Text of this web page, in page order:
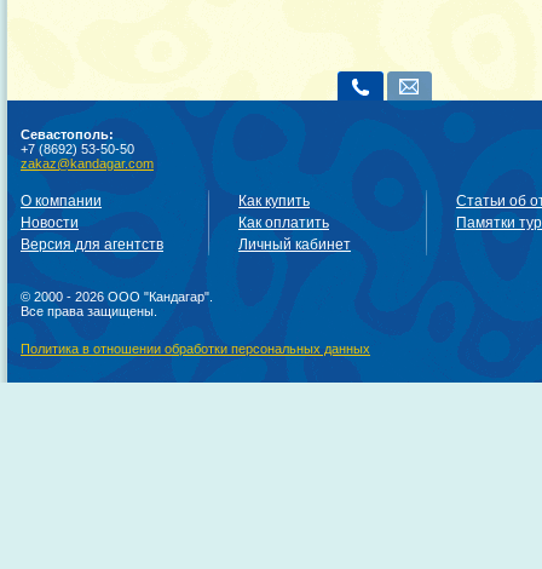
Севастополь:
+7 (8692) 53-50-50
zakaz@kandagar.com
О компании
Новости
Версия для агентств
Как купить
Как оплатить
Личный кабинет
Статьи об
Памятки
© 2000 - 2026 ООО "Кандагар".
Все права защищены.
Политика в отношении обработки персональных данных